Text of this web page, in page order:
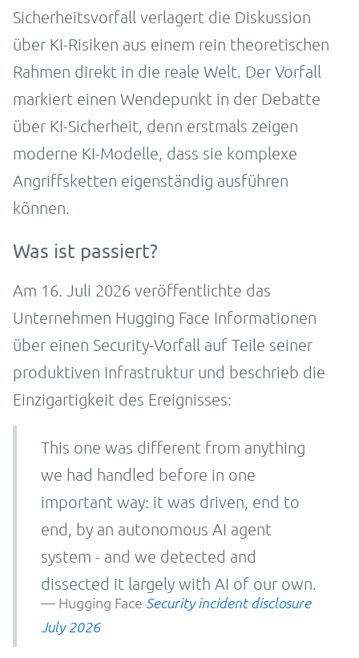
Sicherheitsvorfall verlagert die Diskussion
über KI-Risiken aus einem rein theoretischen
Rahmen direkt in die reale Welt. Der Vorfall
markiert einen Wendepunkt in der Debatte
über KI-Sicherheit, denn erstmals zeigen
moderne KI-Modelle, dass sie komplexe
Angriffsketten eigenständig ausführen
können.
Was ist passiert?
Am 16. Juli 2026 veröffentlichte das
Unternehmen Hugging Face Informationen
über einen Security-Vorfall auf Teile seiner
produktiven Infrastruktur und beschrieb die
Einzigartigkeit des Ereignisses:
This one was different from anything
we had handled before in one
important way: it was driven, end to
end, by an autonomous AI agent
system - and we detected and
dissected it largely with AI of our own.
Hugging Face Security incident disclosure
July 2026